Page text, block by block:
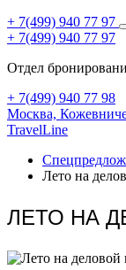
+ 7(499) 940 77 97
+ 7(499) 940 77 97
Отдел
+ 7(499) 940 77 98
Москва,
TravelLine
Лето на
ЛЕТО НА